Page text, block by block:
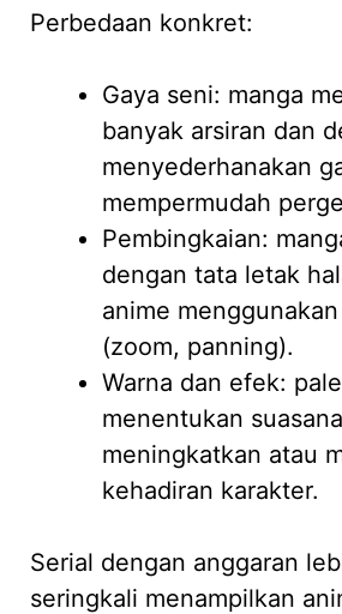
Perbedaan konkret:
Gaya seni: manga
banyak arsiran dan
menyederhanakan
mempermudah
Pembingkaian:
dengan tata letak
anime
(zoom, panning).
Warna dan efek:
menentukan
meningkatkan atau
kehadiran karakter.
Serial dengan anggaran
seringkali menampilkan